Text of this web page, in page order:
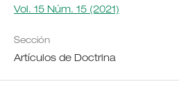
Vol. 15 Núm. 15 (2021)
Sección
Artículos de Doctrina